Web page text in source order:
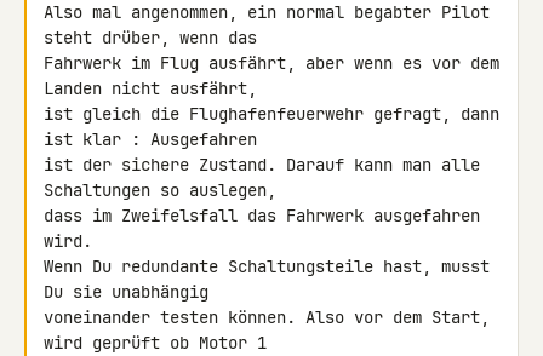
Also mal angenommen, ein normal begabter Pilot
steht drüber, wenn das
Fahrwerk im Flug ausfährt, aber wenn es vor dem
Landen nicht ausfährt,
ist gleich die Flughafenfeuerwehr gefragt, dann
ist klar : Ausgefahren
ist der sichere Zustand. Darauf kann man alle
Schaltungen so auslegen,
dass im Zweifelsfall das Fahrwerk ausgefahren
wird.
Wenn Du redundante Schaltungsteile hast, musst
Du sie unabhängig
voneinander testen können. Also vor dem Start,
wird geprüft ob Motor 1